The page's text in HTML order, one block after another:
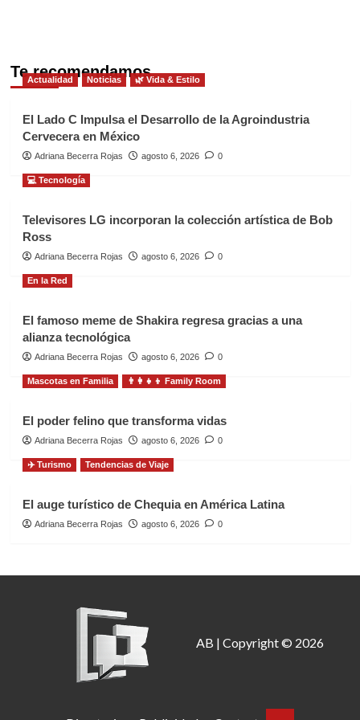
Te recomendamos
Actualidad Noticias 🌿 Vida & Estilo
El Lado C Impulsa el Desarrollo de la Agroindustria
Cervecera en México
Adriana Becerra Rojas agosto 6, 2026 0
💻 Tecnología
Televisores LG incorporan la colección artística de Bob
Ross
Adriana Becerra Rojas agosto 6, 2026 0
En la Red
El famoso meme de Shakira regresa gracias a una
alianza tecnológica
Adriana Becerra Rojas agosto 6, 2026 0
Mascotas en Familia 👨‍👩‍👧‍👦 Family Room
El poder felino que transforma vidas
Adriana Becerra Rojas agosto 6, 2026 0
✈️ Turismo Tendencias de Viaje
El auge turístico de Chequia en América Latina
Adriana Becerra Rojas agosto 6, 2026 0
AB | Copyright © 2026